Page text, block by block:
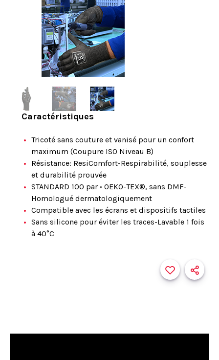
Caractéristiques
Tricoté sans couture et vanisé pour un confort
maximum (Coupure ISO Niveau B)
Résistance: ResiComfort-Respirabilité, souplesse
et durabilité prouvée
STANDARD 100 par • OEKO-TEX®, sans DMF-
Homologué dermatologiquement
Compatible avec les écrans et dispositifs tactiles
Sans silicone pour éviter les traces-Lavable 1 fois
à 40°C